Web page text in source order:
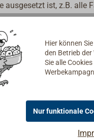
ist, z.B. alle
Hier können
den Betrieb
Sie alle
Nur funktionale